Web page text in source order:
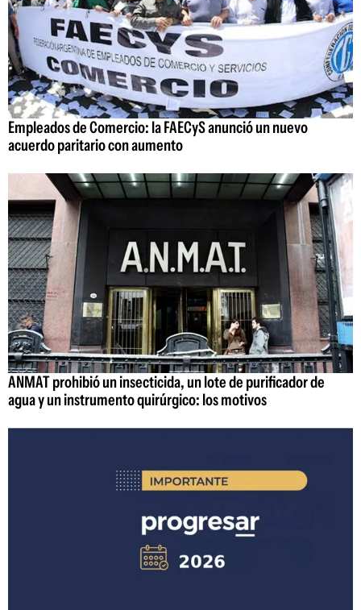
Empleados de Comercio: la FAECyS anunció un nuevo
acuerdo paritario con aumento
ANMAT prohibió un insecticida, un lote de purificador de
agua y un instrumento quirúrgico: los motivos